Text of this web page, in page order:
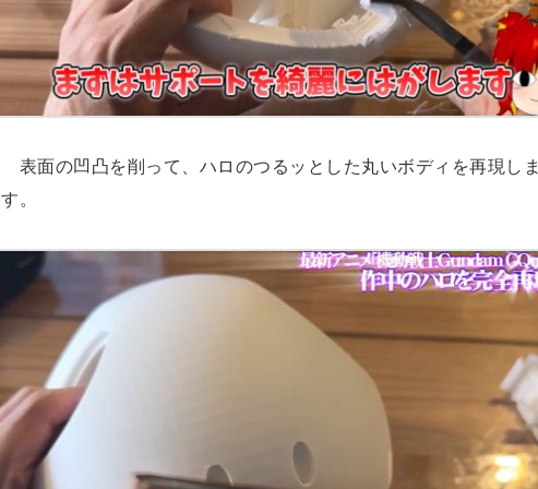
表面の凹凸を削って、ハロのつるッとした丸いボディを再現しま
す。